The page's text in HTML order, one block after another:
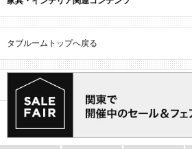
タブルームトップへ戻る
サイトマップ